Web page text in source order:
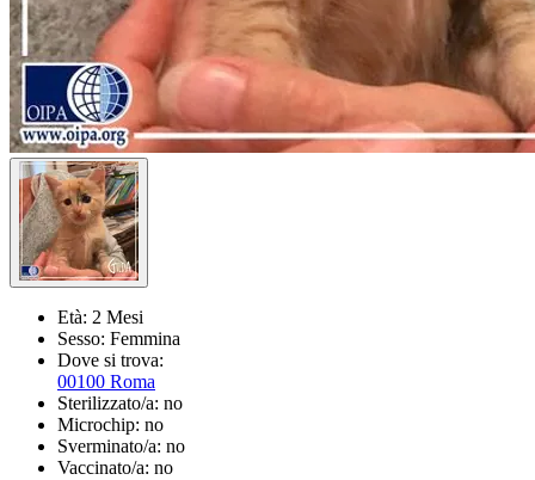
Età: 2 Mesi
Sesso: Femmina
Dove si trova:
00100 Roma
Sterilizzato/a: no
Microchip: no
Sverminato/a: no
Vaccinato/a: no